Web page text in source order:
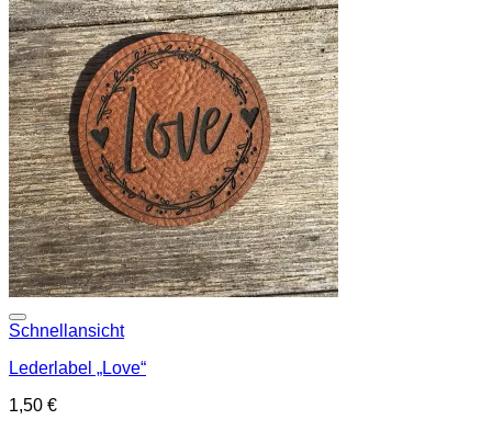
Schnellansicht
Lederlabel „Love“
1,50 €